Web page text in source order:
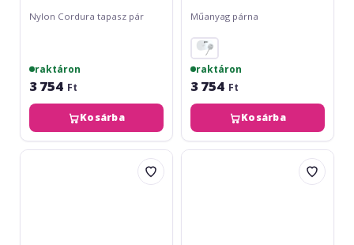
Nylon Cordura tapasz pár
raktáron
3 754 Ft
Kosárba
Műanyag párna
raktáron
3 754 Ft
Kosárba
Evans
Cympad